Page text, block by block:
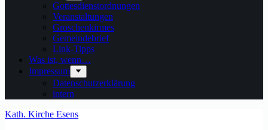
Gottesdienstordnungen
Veranstaltungen
Groschenkirmes
Gemeindebrief
Link-Tipps
Was ist, wenn…
Impressum
Datenschutzerklärung
intern
Kath. Kirche Esens